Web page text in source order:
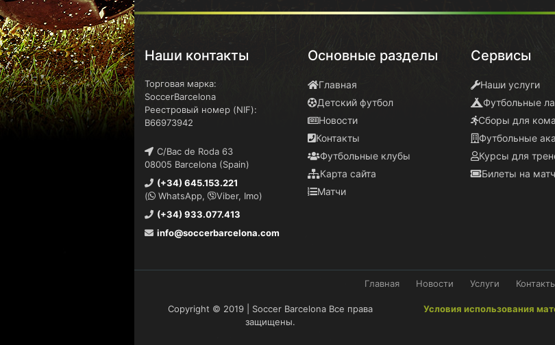
Наши контакты
Торговая марка:
SoccerBarcelona
Реестровый номер (NIF):
B66973942
C/Bac de Roda 63
08005 Barcelona (Spain)
(+34) 645.153.221
(
WhatsApp,
Viber, Imo)
(+34) 933.077.413
info@soccerbarcelona.com
Основные разделы
Главная
Детский футбол
Новости
Контакты
Футбольные клубы
Карта сайта
Матчи
Сервисы
Наши услуги
Футбольные
Сборы для
Футбольные
Курсы для
Билеты на
Главная Новости Услуги
Copyright © 2019 | Soccer Barcelona Все права
защищены.
Условия использования